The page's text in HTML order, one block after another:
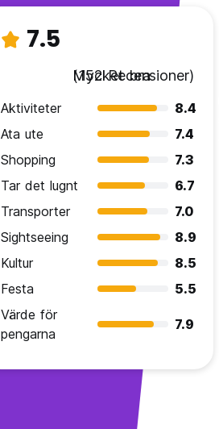
7.5
Mycket bra
(152 Recensioner)
Aktiviteter
8.4
Ata ute
7.4
Shopping
7.3
Tar det lugnt
6.7
Transporter
7.0
Sightseeing
8.9
Kultur
8.5
Festa
5.5
Värde för
pengarna
7.9